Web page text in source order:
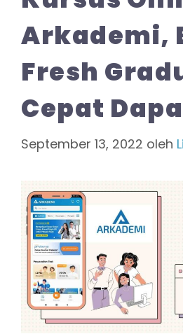
Arkademi,
Fresh
Cepat
September 13, 2022 oleh